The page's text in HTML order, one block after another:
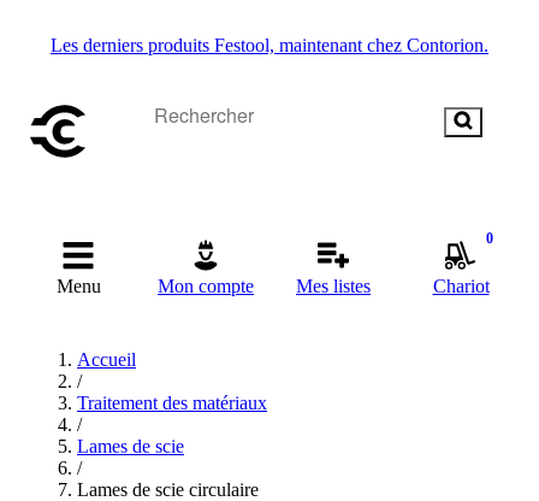
Les derniers produits Festool, maintenant chez Contorion.
Menu Mon compte Mes listes
0
Chariot
Accueil
/
Traitement des matériaux
/
Lames de scie
/
Lames de scie circulaire